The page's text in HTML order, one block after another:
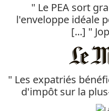
" Le PEA sort
l'enveloppe idéale
[...] "
" Les expatriés
d'impôt sur la